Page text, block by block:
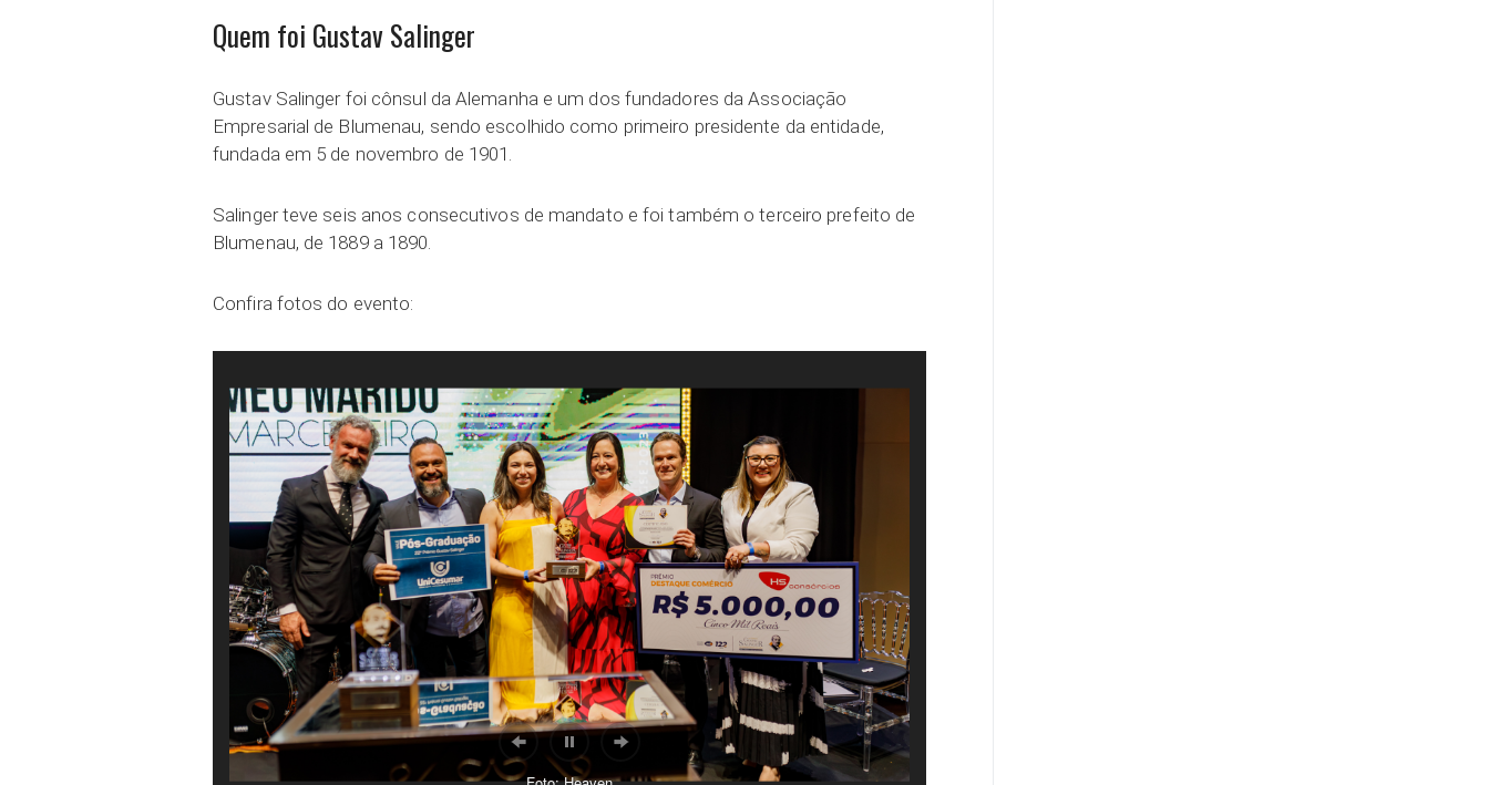
Quem foi Gustav Salinger
Gustav Salinger foi cônsul da Alemanha e um dos fundadores da Associação
Empresarial de Blumenau, sendo escolhido como primeiro presidente da entidade,
fundada em 5 de novembro de 1901.
Salinger teve seis anos consecutivos de mandato e foi também o terceiro prefeito de
Blumenau, de 1889 a 1890.
Confira fotos do evento: